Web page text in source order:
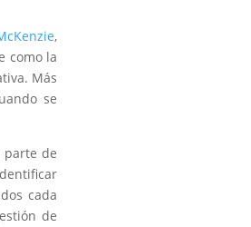
,
como la
Más
se
parte de
cada
de